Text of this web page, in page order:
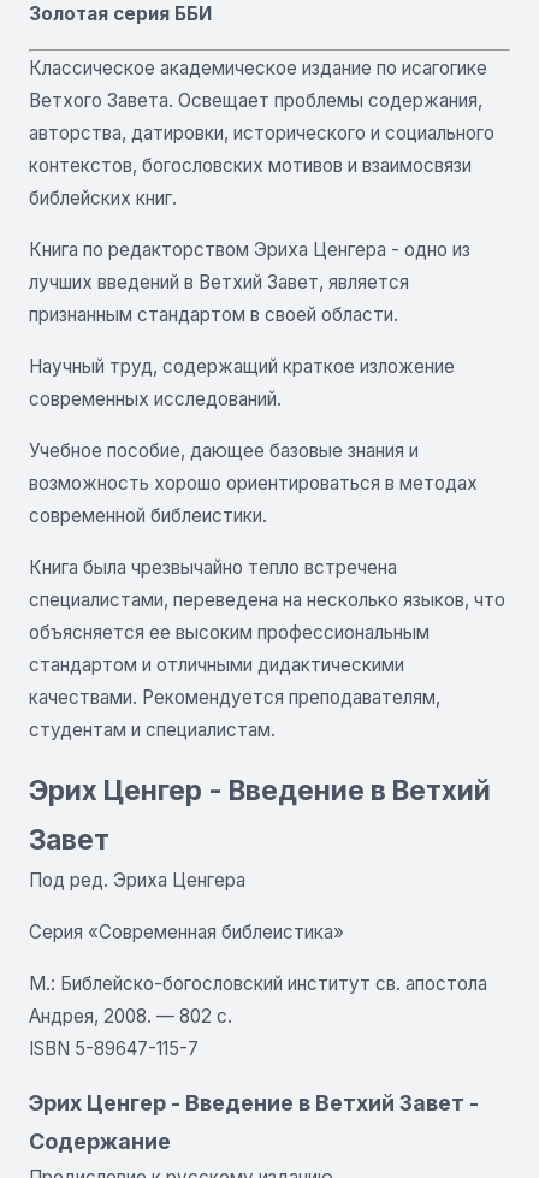
Золотая серия ББИ
Классическое академическое издание по исагогике
Ветхого Завета. Освещает проблемы содержания,
авторства, датировки, исторического и социального
контекстов, богословских мотивов и взаимосвязи
библейских книг.
Книга по редакторством Эриха Ценгера - одно из
лучших введений в Ветхий Завет, является
признанным стандартом в своей области.
Научный труд, содержащий краткое изложение
современных исследований.
Учебное пособие, дающее базовые знания и
возможность хорошо ориентироваться в методах
современной библеистики.
Книга была чрезвычайно тепло встречена
специалистами, переведена на несколько языков, что
объясняется ее высоким профессиональным
стандартом и отличными дидактическими
качествами. Рекомендуется преподавателям,
студентам и специалистам.
Эрих Ценгер - Введение в Ветхий
Завет
Под ред. Эриха Ценгера
Серия «Современная библеистика»
М.: Библейско-богословский институт св. апостола
Андрея, 2008. — 802 с.
ISBN 5-89647-115-7
Эрих Ценгер - Введение в Ветхий Завет -
Содержание